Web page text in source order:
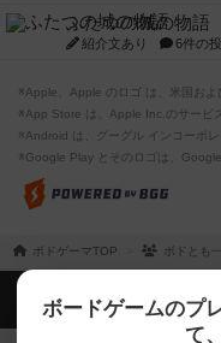
ふたつの城の物語
紹介文あり 6件の
※Apple、Apple のロゴ は、米国およ
※App Store は、Apple Inc.のサービ
※Android は、グーグル インコーポ
※Google Play とそのロゴは、
ボドゲーマTOP ボドとも
ボードゲームのプ
て、
ボドゲーマTOP